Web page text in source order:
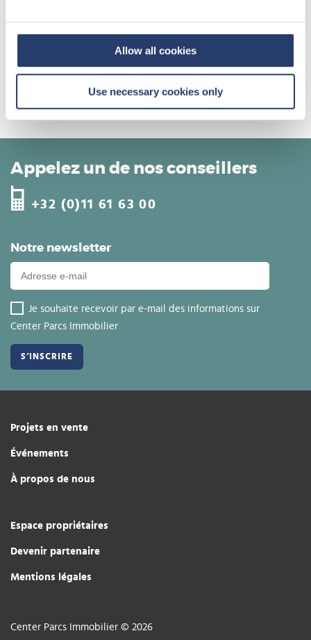
Allow all cookies
Use necessary cookies only
Un accompagnement dédié dans votre démarche
N'hésitez pas à nous contacter pour en savoir plus!
Notre newsletter
Je souhaite recevoir par e-mail des informations sur
Center Parcs Immobilier
Appelez un de nos conseillers
+32 (0)11 61 63 00
Projets en vente
Événements
À propos de nous
Espace propriétaires
Devenir partenaire
Mentions légales
Center Parcs Immobilier © 2026